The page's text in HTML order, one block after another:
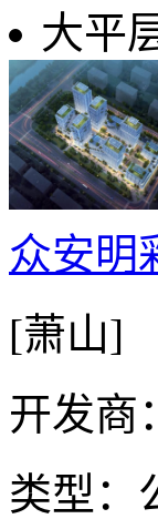
大平
众安明
[萧山]
开发商
类型：